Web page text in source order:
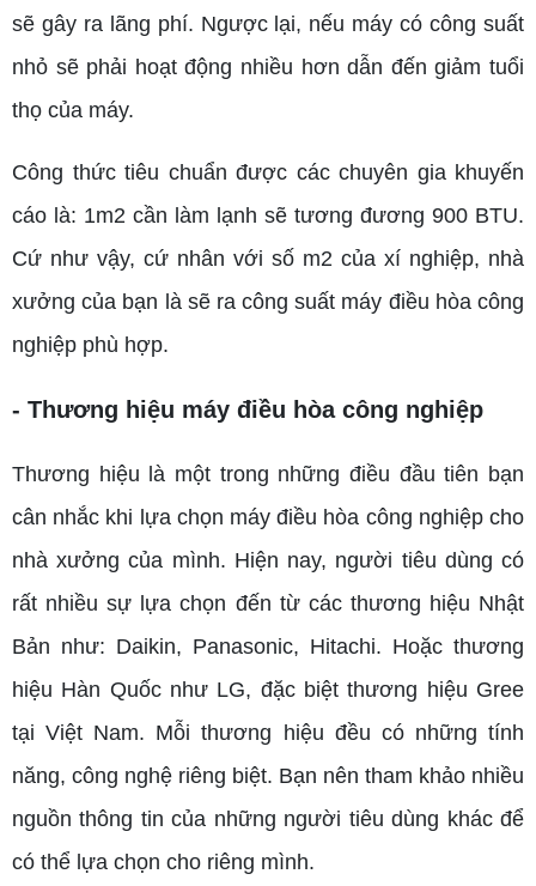
sẽ gây ra lãng phí. Ngược lại, nếu máy có công suất
nhỏ sẽ phải hoạt động nhiều hơn dẫn đến giảm tuổi
thọ của máy.
Công thức tiêu chuẩn được các chuyên gia khuyến
cáo là: 1m2 cần làm lạnh sẽ tương đương 900 BTU.
Cứ như vậy, cứ nhân với số m2 của xí nghiệp, nhà
xưởng của bạn là sẽ ra công suất máy điều hòa công
nghiệp phù hợp.
- Thương hiệu máy điều hòa công nghiệp
Thương hiệu là một trong những điều đầu tiên bạn
cân nhắc khi lựa chọn máy điều hòa công nghiệp cho
nhà xưởng của mình. Hiện nay, người tiêu dùng có
rất nhiều sự lựa chọn đến từ các thương hiệu Nhật
Bản như: Daikin, Panasonic, Hitachi. Hoặc thương
hiệu Hàn Quốc như LG, đặc biệt thương hiệu Gree
tại Việt Nam. Mỗi thương hiệu đều có những tính
năng, công nghệ riêng biệt. Bạn nên tham khảo nhiều
nguồn thông tin của những người tiêu dùng khác để
có thể lựa chọn cho riêng mình.